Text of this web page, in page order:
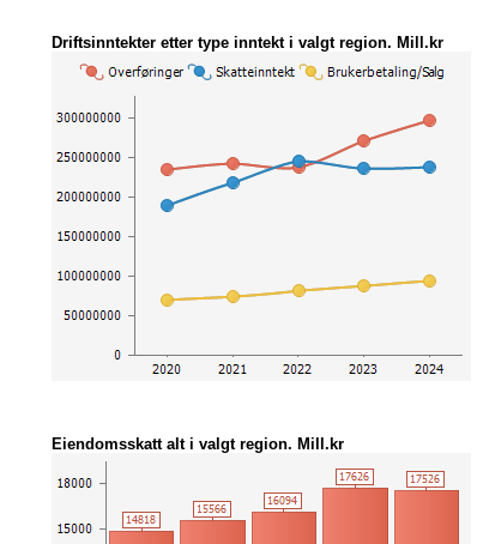
Driftsinntekter etter type inntekt i valgt region. Mill.kr
Eiendomsskatt alt i valgt region. Mill.kr